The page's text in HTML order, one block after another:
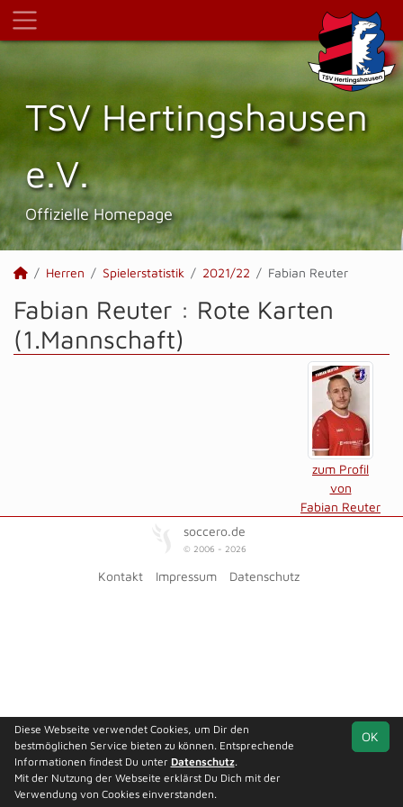
TSV Hertings­hausen
e.V.
Offizielle Homepage
Herren Spielerstatistik 2021/22 Fabian Reuter
Fabian Reuter : Rote Karten
(1.Mannschaft)
zum Profil
von
Fabian Reuter
soccero.de
© 2006 - 2026
Kontakt Impressum Datenschutz
OK
Diese Webseite verwendet Cookies, um Dir den
bestmöglichen Service bieten zu können. Entsprechende
Informationen findest Du unter Datenschutz.
Mit der Nutzung der Webseite erklärst Du Dich mit der
Verwendung von Cookies einverstanden.